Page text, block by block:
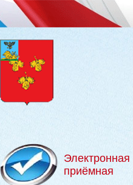
Электронная
приёмная